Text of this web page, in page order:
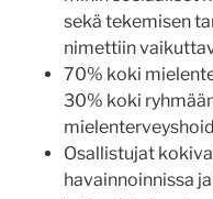
sekä tekemisen
nimettiin
70% koki
30% koki
Osallistujat
havainnoinnissa